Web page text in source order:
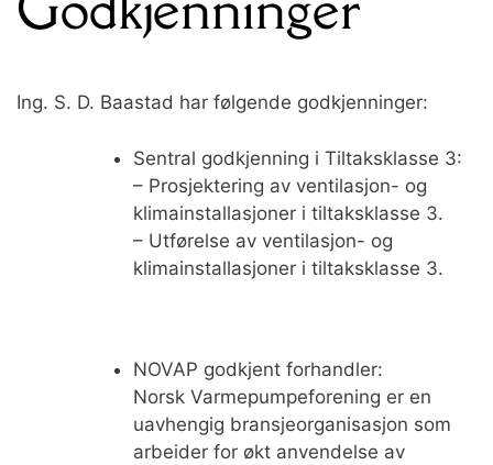
Ing. S. D. Baastad har følgende godkjenninger:
Sentral godkjenning i Tiltaksklasse 3:
– Prosjektering av ventilasjon- og
klimainstallasjoner i tiltaksklasse 3.
– Utførelse av ventilasjon- og
klimainstallasjoner i tiltaksklasse 3.
NOVAP godkjent forhandler:
Norsk Varmepumpeforening er en
uavhengig bransjeorganisasjon som
arbeider for økt anvendelse av